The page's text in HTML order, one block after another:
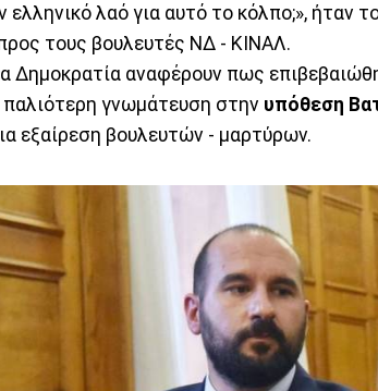
ελληνικό λαό για αυτό το κόλπο;»,
τους βουλευτές ΝΔ - ΚΙΝΑΛ.
Δημοκρατία αναφέρουν πως
γνωμάτευση στην υπόθεση
εξαίρεση βουλευτών - μαρτύρων.